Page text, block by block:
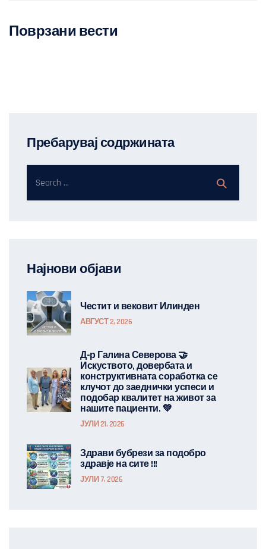
Поврзани вести
Пребарувај содржината
Најнови објави
Честит и вековит Илинден
АВГУСТ 2, 2026
Д-р Галина Северова 🤝
Искуството, довербата и
конструктивната соработка се
клучот до заеднички успеси и
подобар квалитет на живот за
нашите пациенти. 💚
ЈУЛИ 21, 2026
Здрави бубрези за подобро
здравје на сите !!!
ЈУЛИ 7, 2026